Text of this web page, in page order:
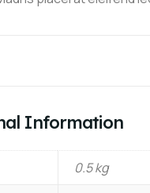
Information
0.5 kg